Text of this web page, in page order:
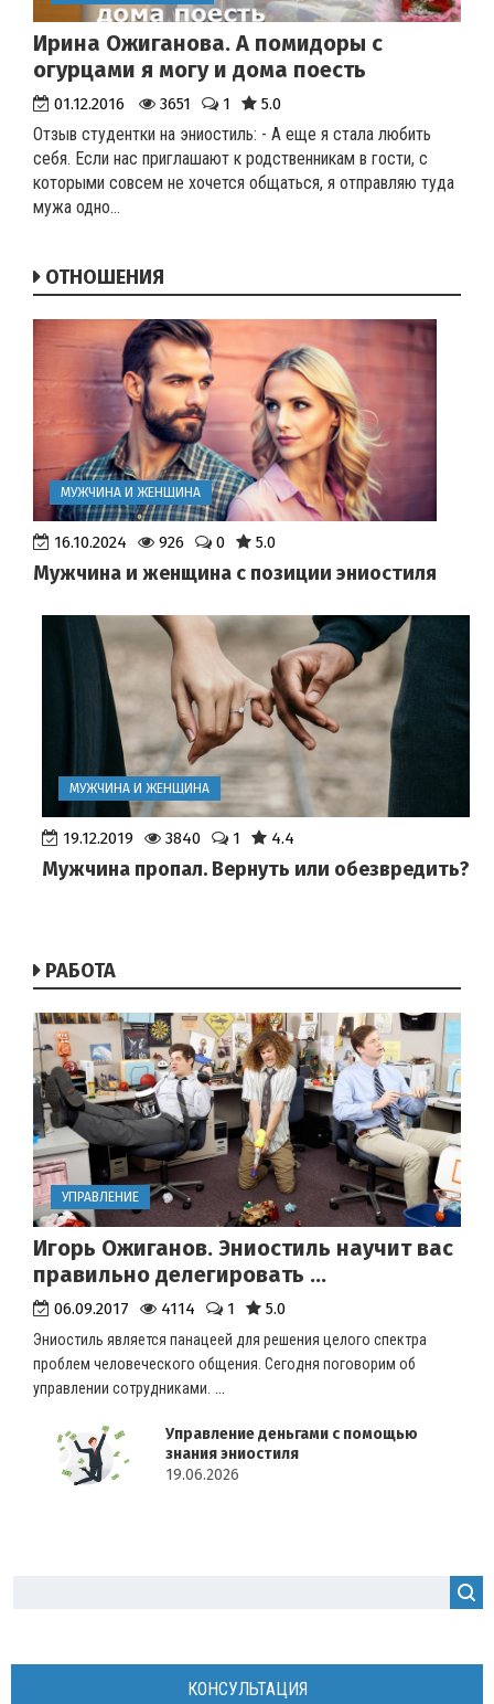
Ирина Ожиганова. А помидоры с
огурцами я могу и дома поесть
01.12.2016 3651 1 5.0
Отзыв студентки на эниостиль: - А еще я стала любить
себя. Если нас приглашают к родственникам в гости, с
которыми совсем не хочется общаться, я отправляю туда
мужа одно...
ОТНОШЕНИЯ
МУЖЧИНА И ЖЕНЩИНА
16.10.2024 926 0 5.0
Мужчина и женщина с позиции эниостиля
МУЖЧИНА И ЖЕНЩИНА
19.12.2019 3840 1 4.4
Мужчина пропал. Вернуть или обезвредить?
РАБОТА
УПРАВЛЕНИЕ
Игорь Ожиганов. Эниостиль научит вас
правильно делегировать ...
06.09.2017 4114 1 5.0
Эниостиль является панацеей для решения целого спектра
проблем человеческого общения. Сегодня поговорим об
управлении сотрудниками. ...
Управление деньгами с помощью
знания эниостиля
19.06.2026
КОНСУЛЬТАЦИЯ